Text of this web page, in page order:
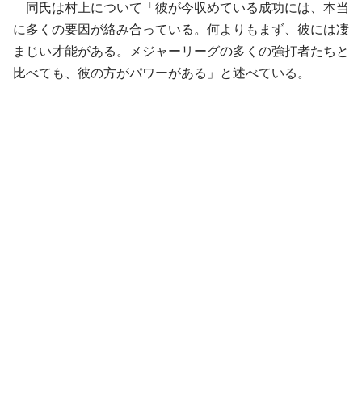
同氏は村上について「彼が今収めている成功には、本当
に多くの要因が絡み合っている。何よりもまず、彼には凄
まじい才能がある。メジャーリーグの多くの強打者たちと
比べても、彼の方がパワーがある」と述べている。